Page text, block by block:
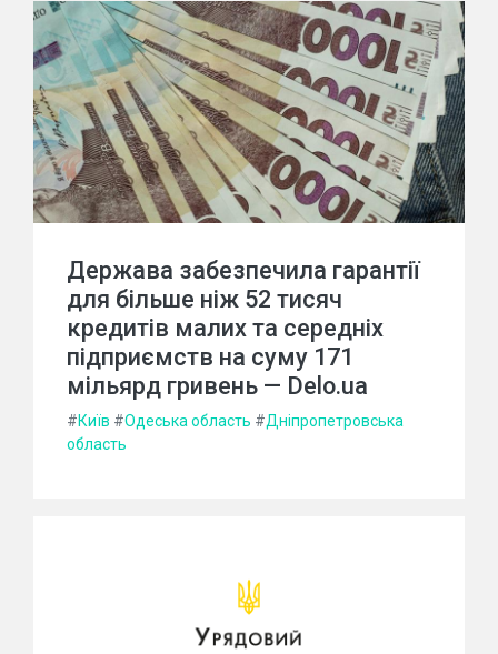
Держава забезпечила гарантії
для більше ніж 52 тисяч
кредитів малих та середніх
підприємств на суму 171
мільярд гривень — Delo.ua
#Київ #Одеська область #Дніпропетровська
область